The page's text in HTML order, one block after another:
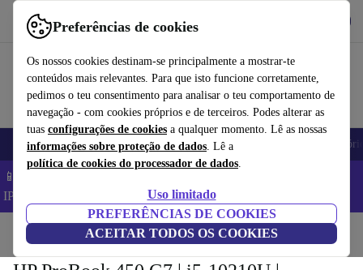
Preferências de cookies
Os nossos cookies destinam-se principalmente a mostrar-te
conteúdos mais relevantes. Para que isto funcione corretamente,
pedimos o teu consentimento para analisar o teu comportamento de
navegação - com cookies próprios e de terceiros. Podes alterar as
tuas configurações de cookies a qualquer momento. Lê as nossas
informações sobre proteção de dados. Lê a
política de cookies do processador de dados.
Uso limitado
PREFERÊNCIAS DE COOKIES
ACEITAR TODOS OS COOKIES
Use o refurbed de forma rápida e fácil
Telemóveis Computadores Portáteis Tablets
📱 Poupa 5% EXTRA em todos os iPhones – Código:
IPHONEDEAL –
Início Computadores portáteis Computadores portáteis HP